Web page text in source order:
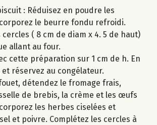
: Réduisez en poudre les
le beurre fondu refroidi.
cercles ( 8 cm de diam x 4. 5 de haut)
allant au four.
cette préparation sur 1 cm de h. En
réservez au congélateur.
détendez le fromage frais,
de brebis, la crème et les œufs
les herbes ciselées et
et poivre. Complétez les cercles à